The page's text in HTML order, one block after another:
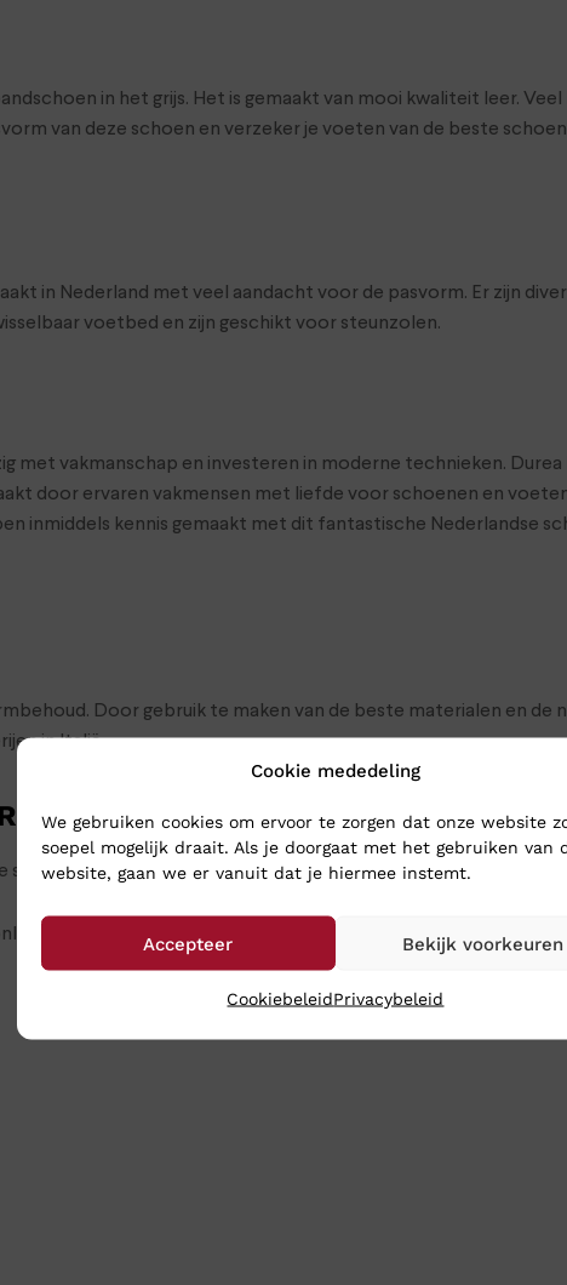
Cookie mededeling
We gebruiken cookies om ervoor te zorgen dat onze website
soepel mogelijk draait. Als je doorgaat met het gebruiken van
website, gaan we er vanuit dat je hiermee instemt.
Accepteer Bekijk voorkeuren
CookiebeleidPrivacybeleid
in het grijs. Het is gemaakt van mooi kwaliteit leer.
van deze schoen en verzeker je voeten van de beste
in Nederland met veel aandacht voor de pasvorm. Er zijn
voetbed en zijn geschikt voor steunzolen.
met vakmanschap en investeren in moderne technieken.
door ervaren vakmensen met liefde voor schoenen en
inmiddels kennis gemaakt met dit fantastische Nederlandse
Door gebruik te maken van de beste materialen en
in Italië.
SCHOENEN
schoenen naar Klinkenberg Schoenen in Geldrop.
in onze webshop. Wij verzenden ze op werkdagen nog